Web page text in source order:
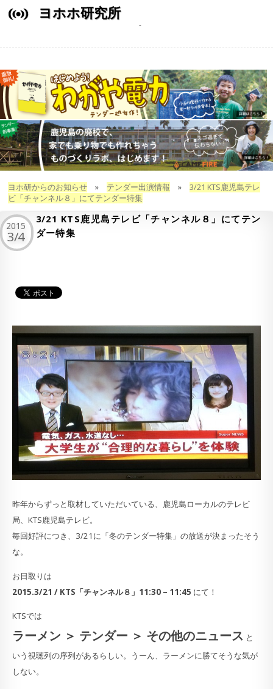
ヨホホ研究所
ヨホ研からのお知らせ» テンダー出演情報 » 3/21 KTS鹿児島テレ
ビ「チャンネル８」にてテンダー特集
3/21 KTS鹿児島テレビ「チャンネル８」にてテン
ダー特集
2015
3/4
昨年からずっと取材していただいている、鹿児島ローカルのテレビ
局、KTS鹿児島テレビ。
毎回好評につき、3/21に「冬のテンダー特集」の放送が決まったそう
な。
お日取りは
2015.3/21 / KTS「チャンネル８」11:30 – 11:45 にて！
KTSでは
ラーメン ＞ テンダー ＞ その他のニュース と
いう視聴列の序列があるらしい。うーん、ラーメンに勝てそうな気が
しない。